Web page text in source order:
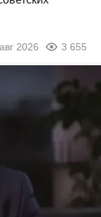
2026 3 655